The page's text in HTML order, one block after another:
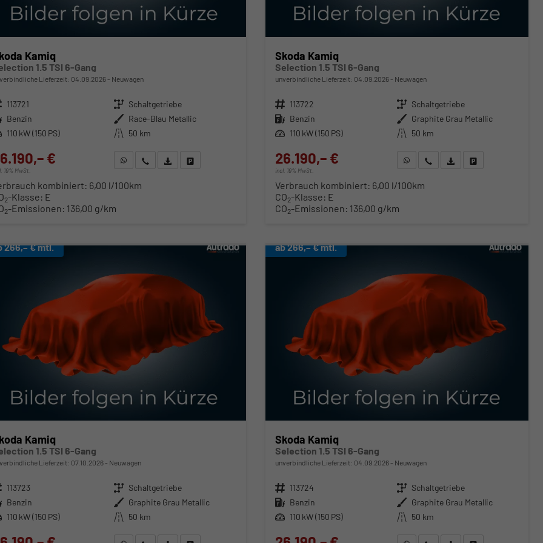
Kamiq
1.5 TSI 6-Gang
Lieferzeit: 04.09.2026 Neuwagen
113721 Getriebe Schaltgetriebe
Benzin Außenfarbe Race-Blau Metallic
110 kW (150 PS) Kilometerstand 50 km
€
19% MwSt.
WhatsApp anfragen
Wir rufen Sie anFahrzeugexposé (PDF)
kombiniert: 6,00 l/100km
2-Klasse: E
2-Emissionen: 136,00 g/km
Skoda Kamiq
Selection 1.5 TSI 6-Gang
unverbindliche Lieferzeit: 04.09.2026 Neuwagen
Fahrzeugnr. 113722 Getriebe Schaltgetriebe
Kraftstoff Benzin Außenfarbe Graphite Grau Metallic
Leistung 110 kW (150 PS) Kilometerstand 50 km
26.190,– €
incl. 19% MwSt.
WhatsApp anfragen
Wir rufen Sie anFahrzeugexposé (PDF)
Fahrzeug parken
Verbrauch kombiniert: 6,00 l/100km
CO2-Klasse: E
CO2-Emissionen: 136,00 g/km
266,– € mtl.
Kamiq
1.5 TSI 6-Gang
Lieferzeit: 07.10.2026 Neuwagen
113723 Getriebe Schaltgetriebe
Benzin Außenfarbe Graphite Grau Metallic
110 kW (150 PS) Kilometerstand 50 km
ab 266,– € mtl.
Skoda Kamiq
Selection 1.5 TSI 6-Gang
unverbindliche Lieferzeit: 04.09.2026 Neuwagen
Fahrzeugnr. 113724 Getriebe Schaltgetriebe
Kraftstoff Benzin Außenfarbe Graphite Grau Metallic
Leistung 110 kW (150 PS) Kilometerstand 50 km